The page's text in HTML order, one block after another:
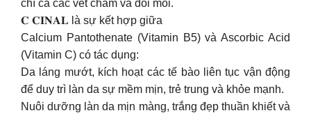
chí cả các vết chàm và đồi mồi.
𝐂 𝐂𝐈𝐍𝐀𝐋 là sự kết hợp giữa
Calcium Pantothenate (Vitamin B5) và Ascorbic Acid
(Vitamin C) có tác dụng:
Da láng mướt, kích hoạt các tế bào liên tục vận động
để duy trì làn da sự mềm mịn, trẻ trung và khỏe mạnh.
Nuôi dưỡng làn da mịn màng, trắng đẹp thuần khiết và